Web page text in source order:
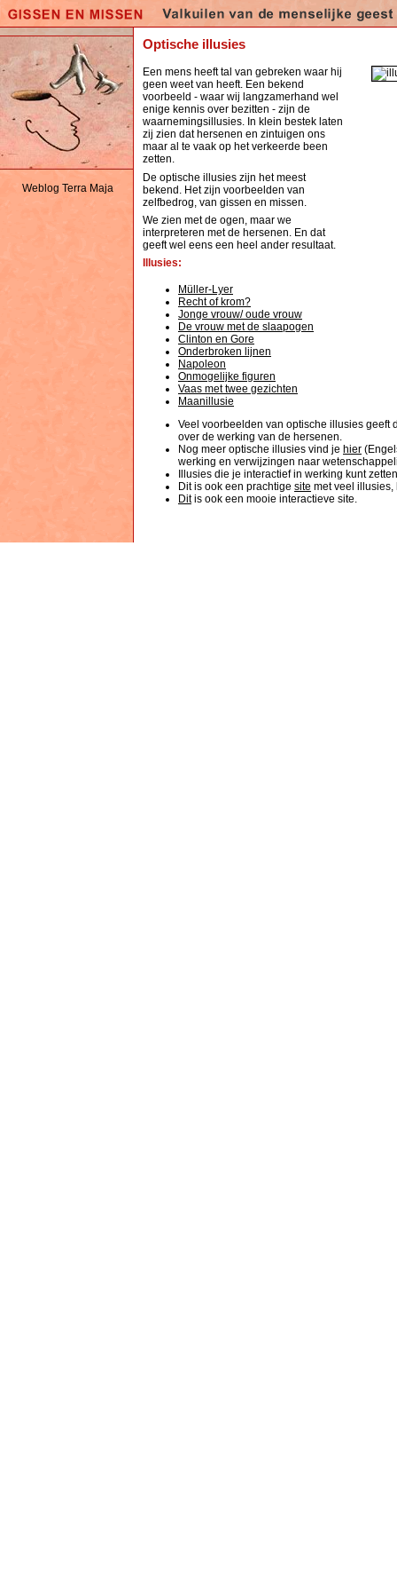
Weblog Terra Maja
Optische illusies
Een mens heeft tal van gebreken waar hij
geen weet van heeft. Een bekend
voorbeeld - waar wij langzamerhand wel
enige kennis over bezitten - zijn de
waarnemingsillusies. In klein bestek laten
zij zien dat hersenen en zintuigen ons
maar al te vaak op het verkeerde been
zetten.
De optische illusies zijn het meest
bekend. Het zijn voorbeelden van
zelfbedrog, van gissen en missen.
We zien met de ogen, maar we
interpreteren met de hersenen. En dat
geeft wel eens een heel ander resultaat.
Illusies:
Müller-Lyer
Recht of krom?
Jonge vrouw/ oude vrouw
De vrouw met de slaapogen
Clinton en Gore
Onderbroken lijnen
Napoleon
Onmogelijke figuren
Vaas met twee gezichten
Maanillusie
Veel voorbeelden van optische illusies geeft
over de werking van de hersenen.
Nog meer optische illusies vind je hier
werking en verwijzingen naar
Illusies die je interactief in werking kunt
Dit is ook een prachtige site met veel illusies,
Ditis ook een mooie interactieve site.